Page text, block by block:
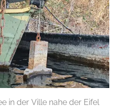
in der Ville nahe der Eifel